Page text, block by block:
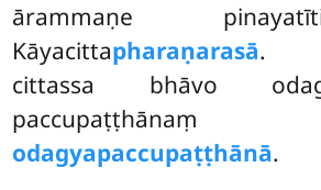
ārammaṇe
Kāyacittapharaṇarasā.
cittassa bhāvo
odagyapaccupaṭṭhānā.